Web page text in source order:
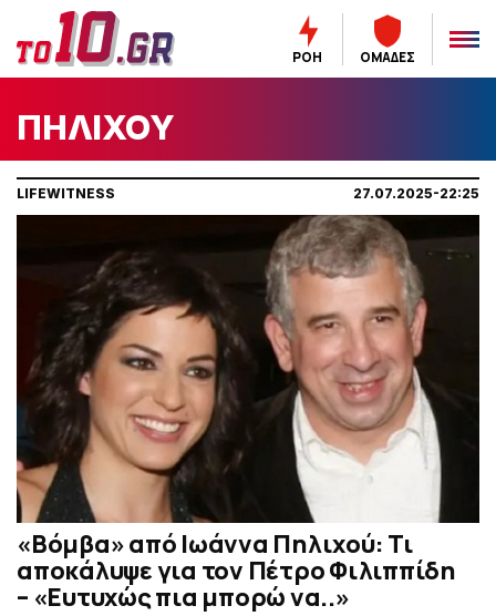
ΡΟΗ ΟΜΑΔΕΣ
ΠΗΛΙΧΟΥ
LIFEWITNESS 27.07.2025-22:25
«Βóμβα» από Ιωάννα Πηλιχού: Τι
απoκάλυψε για τον Πέτρο Φιλιππίδη
– «Ευτυxώς πια μπορώ να..»